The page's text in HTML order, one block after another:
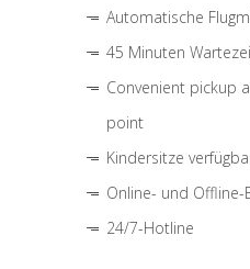
Automatische
45 Minuten
Convenient pickup
point
Kindersitze
Online- und Offline-
24/7-Hotline